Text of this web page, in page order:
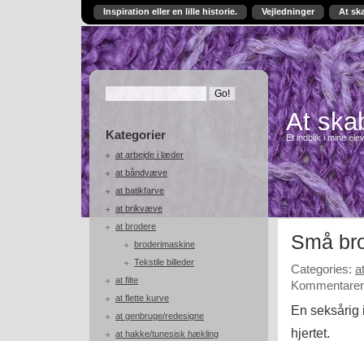
Inspiration eller en lille historie. Vejledninger At
Kategorier
at arbejde i læder
at båndvæve
at batikfarve
at brikvæve
at brodere
broderimaskine
Tekstile billeder
at filte
at flette kurve
at genbruge/redesigne
at hakke/tunesisk hækling
At
Et indblik i mine
Små
Categories:
En seksårig
hjertet.